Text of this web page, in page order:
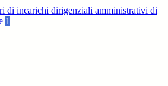
di incarichi dirigenziali amministrativi di
1